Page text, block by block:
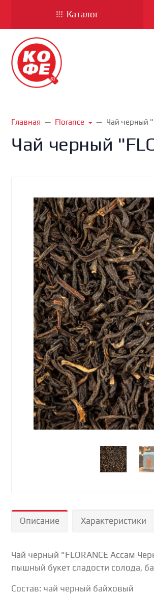
Каталог
Главная Florance Чай черный
Чай черный
Описание Характеристики
Чай черный "FLORANCE Ассам
пышный букет сладости солода,
Состав: чай черный байховый